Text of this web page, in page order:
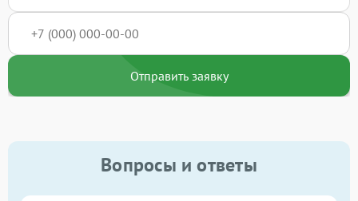
Отправить заявку
Вопросы и ответы